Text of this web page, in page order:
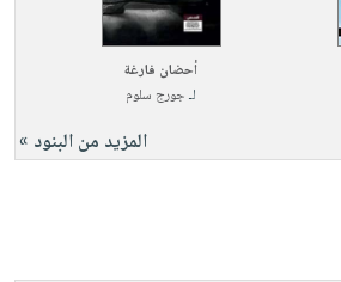
أحضان فارغة
لـجورج سلوم
المزيد من البنود »